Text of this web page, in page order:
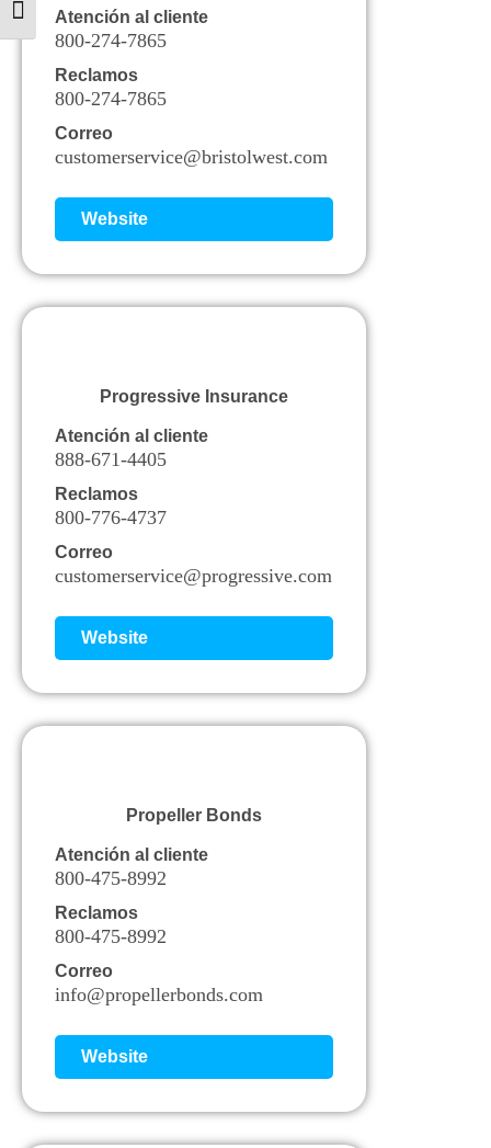
Alternar tamaño de letra
Atención al cliente
800-274-7865
Reclamos
800-274-7865
Correo
customerservice@bristolwest.com
Website
Progressive Insurance
Atención al cliente
888-671-4405
Reclamos
800-776-4737
Correo
customerservice@progressive.com
Website
Propeller Bonds
Atención al cliente
800-475-8992
Reclamos
800-475-8992
Correo
info@propellerbonds.com
Website